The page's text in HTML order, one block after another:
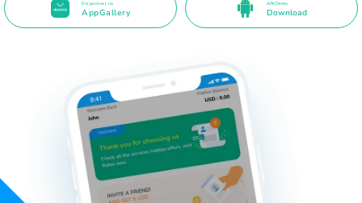
Disponível na
AppGallery
APK Direto
Download